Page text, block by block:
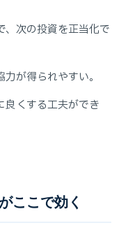
、次の投資を正当化で
が得られやすい。
良くする工夫ができ
ここで効く